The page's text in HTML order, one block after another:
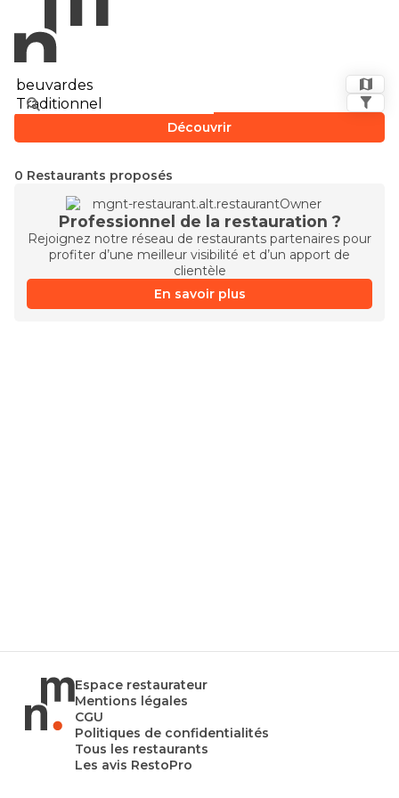
Découvrir
0 Restaurants proposés
Professionnel de la restauration ?
Rejoignez notre réseau de restaurants partenaires pour
profiter d’une meilleur visibilité et d’un apport de
clientèle
En savoir plus
Espace restaurateur
Mentions légales
CGU
Politiques de confidentialités
Tous les restaurants
Les avis RestoPro